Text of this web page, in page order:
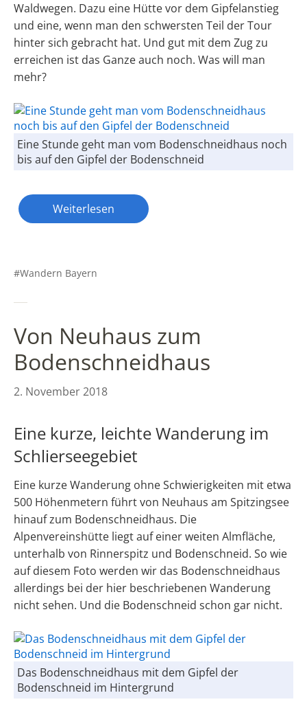
Waldwegen. Dazu eine Hütte vor dem Gipfelanstieg
und eine, wenn man den schwersten Teil der Tour
hinter sich gebracht hat. Und gut mit dem Zug zu
erreichen ist das Ganze auch noch. Was will man
mehr?
Eine Stunde geht man vom Bodenschneidhaus noch
bis auf den Gipfel der Bodenschneid
Weiterlesen
Wandern Bayern
Von Neuhaus zum
Bodenschneidhaus
2. November 2018
Eine kurze, leichte Wanderung im
Schlierseegebiet
Eine kurze Wanderung ohne Schwierigkeiten mit etwa
500 Höhenmetern führt von Neuhaus am Spitzingsee
hinauf zum Bodenschneidhaus. Die
Alpenvereinshütte liegt auf einer weiten Almfläche,
unterhalb von Rinnerspitz und Bodenschneid. So wie
auf diesem Foto werden wir das Bodenschneidhaus
allerdings bei der hier beschriebenen Wanderung
nicht sehen. Und die Bodenschneid schon gar nicht.
Das Bodenschneidhaus mit dem Gipfel der
Bodenschneid im Hintergrund